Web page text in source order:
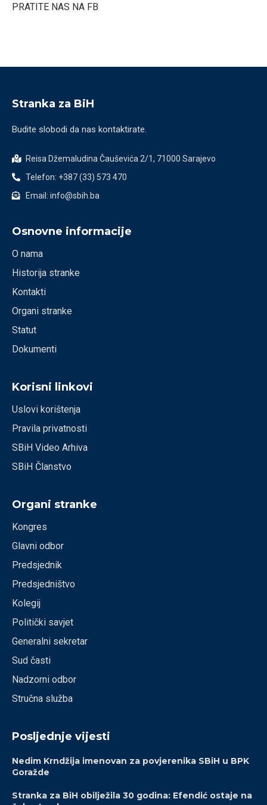
PRATITE NAS NA FB
Stranka za BiH
Budite slobodi da nas kontaktirate.
Reisa Džemaludina Čauševića 2/1, 71000 Sarajevo
Telefon: +387 (33) 573 470
Email: info@sbih.ba
Osnovne informacije
O nama
Historija stranke
Kontakti
Organi stranke
Statut
Dokumenti
Korisni linkovi
Uslovi korištenja
Pravila privatnosti
SBiH Video Arhiva
SBiH Članstvo
Organi stranke
Kongres
Glavni odbor
Predsjednik
Predsjedništvo
Kolegij
Politički savjet
Generalni sekretar
Sud časti
Nadzorni odbor
Stručna služba
Posljednje vijesti
Nedim Krndžija imenovan za povjerenika SBiH u BPK
Goražde
Stranka za BiH obilježila 30 godina: Efendić ostaje na